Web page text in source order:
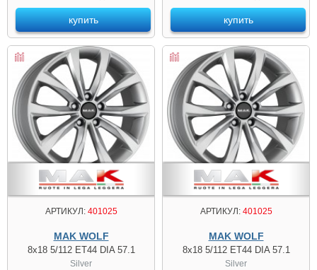
купить купить
АРТИКУЛ:401025
MAK WOLF
8x18 5/112 ET44 DIA 57.1
Silver
АРТИКУЛ:401025
MAK WOLF
8x18 5/112 ET44 DIA 57.1
Silver